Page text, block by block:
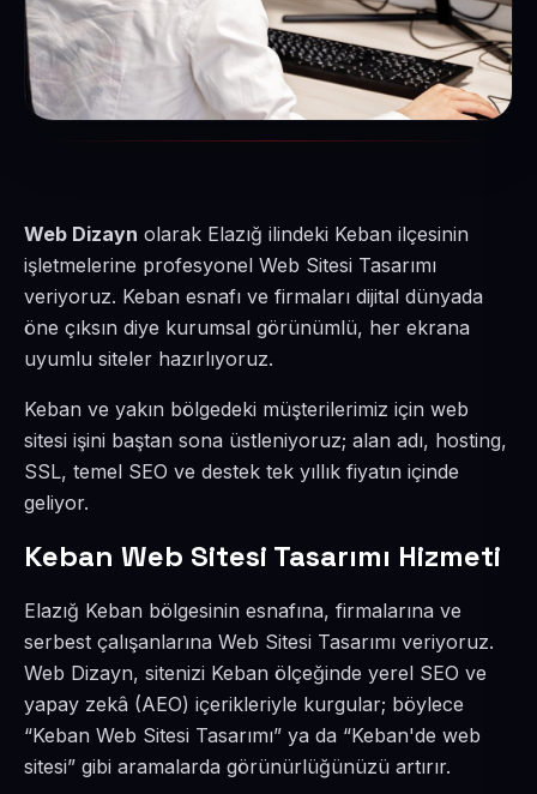
Web Dizayn olarak Elazığ ilindeki Keban ilçesinin
işletmelerine profesyonel Web Sitesi Tasarımı
veriyoruz. Keban esnafı ve firmaları dijital dünyada
öne çıksın diye kurumsal görünümlü, her ekrana
uyumlu siteler hazırlıyoruz.
Keban ve yakın bölgedeki müşterilerimiz için web
sitesi işini baştan sona üstleniyoruz; alan adı, hosting,
SSL, temel SEO ve destek tek yıllık fiyatın içinde
geliyor.
Keban Web Sitesi Tasarımı Hizmeti
Elazığ Keban bölgesinin esnafına, firmalarına ve
serbest çalışanlarına Web Sitesi Tasarımı veriyoruz.
Web Dizayn, sitenizi Keban ölçeğinde yerel SEO ve
yapay zekâ (AEO) içerikleriyle kurgular; böylece
“Keban Web Sitesi Tasarımı” ya da “Keban'de web
sitesi” gibi aramalarda görünürlüğünüzü artırır.